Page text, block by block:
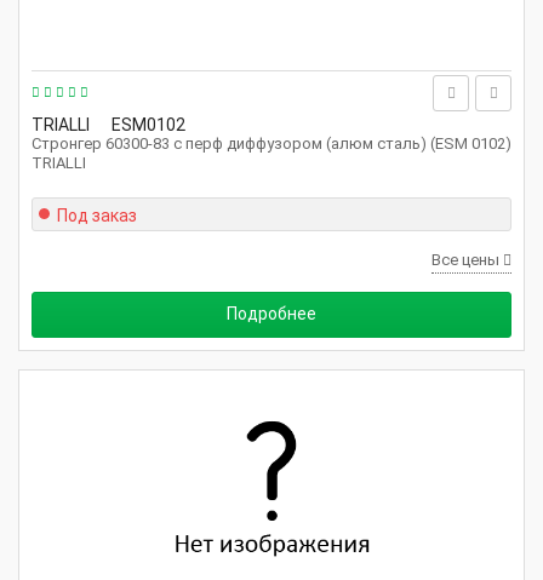
TRIALLI ESM0102
Стронгер 60300-83 с перф диффузором (алюм сталь) (ESM 0102)
TRIALLI
Под заказ
Все цены
Подробнее